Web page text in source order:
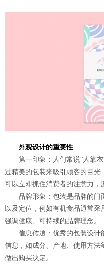
外观设计的重要性
第一印象：人们常说“人靠衣
过精美的包装来吸引顾客的目光
可以立即抓住消费者的注意力，
品牌形象：包装是品牌的门
以及定位，例如有机食品通常
强调健康、可持续的品牌理念。
信息传递：优秀的包装设计
信息，如成分、产地、使用方法
做出购买决定。